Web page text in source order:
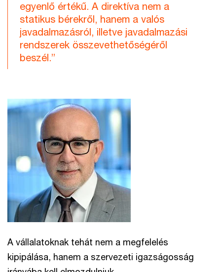
egyenlő értékű. A direktíva nem a
statikus bérekről, hanem a valós
javadalmazásról, illetve javadalmazási
rendszerek összevethetőségéről
beszél.”
A vállalatoknak tehát nem a megfelelés
kipipálása, hanem a szervezeti igazságosság